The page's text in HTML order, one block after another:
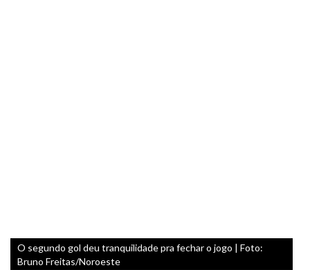
O segundo gol deu tranquilidade pra fechar o jogo | Foto:
Bruno Freitas/Noroeste